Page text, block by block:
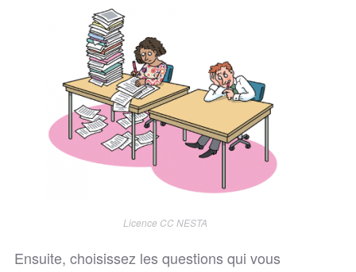
Licence CC NESTA
Ensuite, choisissez les questions qui vous